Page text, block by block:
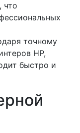
что
точному
HP,
быстро и